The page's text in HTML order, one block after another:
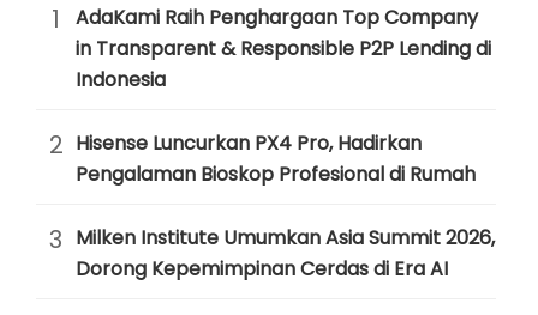
1
AdaKami Raih Penghargaan Top Company
in Transparent & Responsible P2P Lending di
Indonesia
2 Hisense Luncurkan PX4 Pro, Hadirkan
Pengalaman Bioskop Profesional di Rumah
3 Milken Institute Umumkan Asia Summit 2026,
Dorong Kepemimpinan Cerdas di Era AI